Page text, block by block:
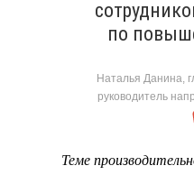
по
Наталья Данина,
руководитель
Теме